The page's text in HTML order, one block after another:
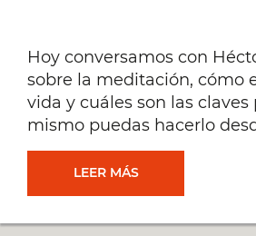
Hoy conversamos con
sobre la meditación, cómo
vida y cuáles son las
mismo puedas hacerlo
LEER MÁSCÓMO